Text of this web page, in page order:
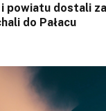
i powiatu dostali
do Pałacu